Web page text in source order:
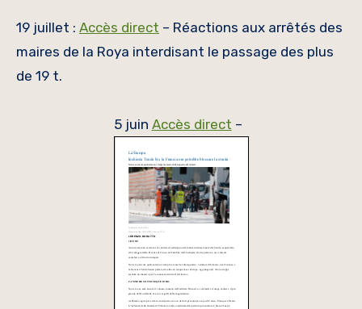
19 juillet : Accès direct – Réactions aux arrêtés des
maires de la Roya interdisant le passage des plus
de 19 t.
5 juin Accès direct –